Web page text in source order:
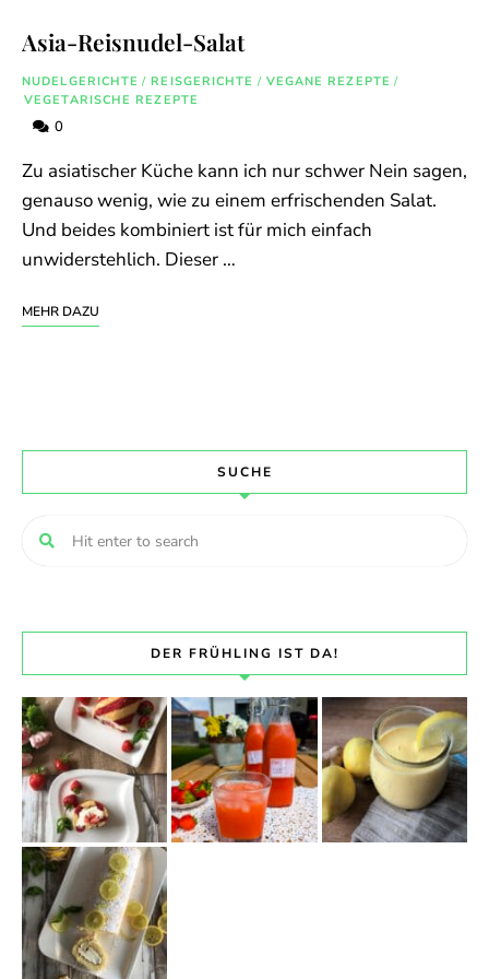
Asia-Reisnudel-Salat
NUDELGERICHTE / REISGERICHTE / VEGANE REZEPTE /
VEGETARISCHE REZEPTE
0
Zu asiatischer Küche kann ich nur schwer Nein sagen,
genauso wenig, wie zu einem erfrischenden Salat.
Und beides kombiniert ist für mich einfach
unwiderstehlich. Dieser …
MEHR DAZU
SUCHE
DER FRÜHLING IST DA!